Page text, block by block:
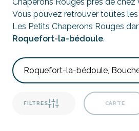
Vous pouvez retrouver toutes
Les Petits Chaperons Rouges
Roquefort-la-bédoule.
FILTRES CARTE